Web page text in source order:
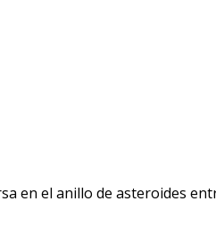
en el anillo de asteroides